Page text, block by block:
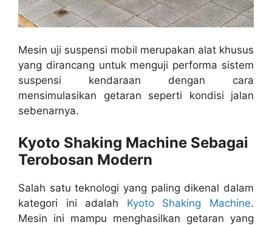
Mesin uji suspensi mobil merupakan alat khusus
yang dirancang untuk menguji performa sistem
suspensi kendaraan dengan cara
mensimulasikan getaran seperti kondisi jalan
sebenarnya.
Kyoto Shaking Machine Sebagai
Terobosan Modern
Salah satu teknologi yang paling dikenal dalam
kategori ini adalah Kyoto Shaking Machine.
Mesin ini mampu menghasilkan getaran yang